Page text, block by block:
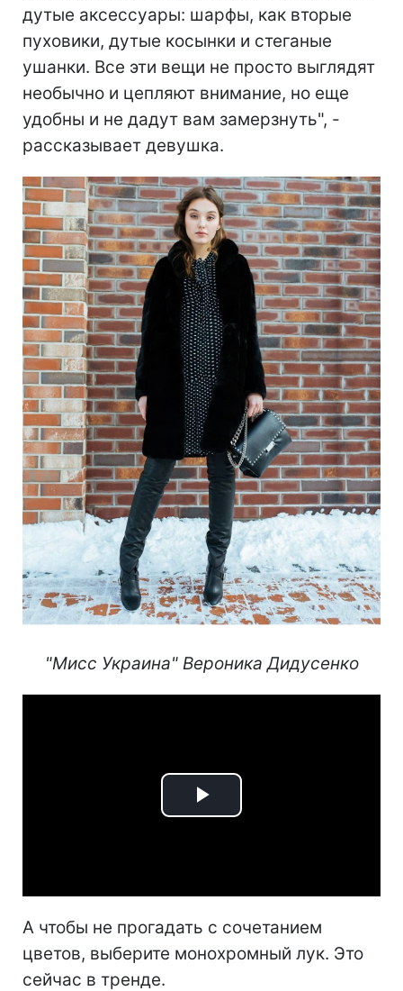
дутые аксессуары: шарфы, как вторые
пуховики, дутые косынки и стеганые
ушанки. Все эти вещи не просто выглядят
необычно и цепляют внимание, но еще
удобны и не дадут вам замерзнуть", -
рассказывает девушка.
"Мисс Украина" Вероника Дидусенко
Play
А чтобы не прогадать с сочетанием
цветов, выберите монохромный лук. Это
сейчас в тренде.